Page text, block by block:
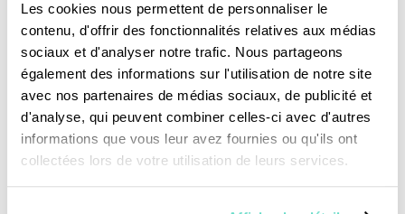
Les cookies nous permettent de personnaliser le
contenu, d'offrir des fonctionnalités relatives aux médias
sociaux et d'analyser notre trafic. Nous partageons
également des informations sur l'utilisation de notre site
avec nos partenaires de médias sociaux, de publicité et
d'analyse, qui peuvent combiner celles-ci avec d'autres
informations que vous leur avez fournies ou qu'ils ont
collectées lors de votre utilisation de leurs services.
L'entretien s'achève sur un thème introduit par
une citation du philosophe danois Kierkegaard
"Croire n'est pas une entreprise comme une
autre. En se risquant à croire, l'homme lui-
même devient un autre."